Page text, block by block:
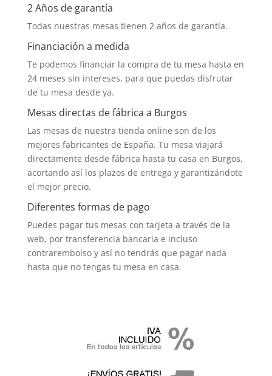
2 Años de garantía
Todas nuestras mesas tienen 2 años de garantía.
Financiación a medida
Te podemos financiar la compra de tu mesa hasta en
24 meses sin intereses, para que puedas disfrutar
de tu mesa desde ya.
Mesas directas de fábrica a Burgos
Las mesas de nuestra tienda online son de los
mejores fabricantes de España. Tu mesa viajará
directamente desde fábrica hasta tu casa en Burgos,
acortando así los plazos de entrega y garantizándote
el mejor precio.
Diferentes formas de pago
Puedes pagar tus mesas con tarjeta a través de la
web, por transferencia bancaria e incluso
contrarembolso y así no tendrás que pagar nada
hasta que no tengas tu mesa en casa.